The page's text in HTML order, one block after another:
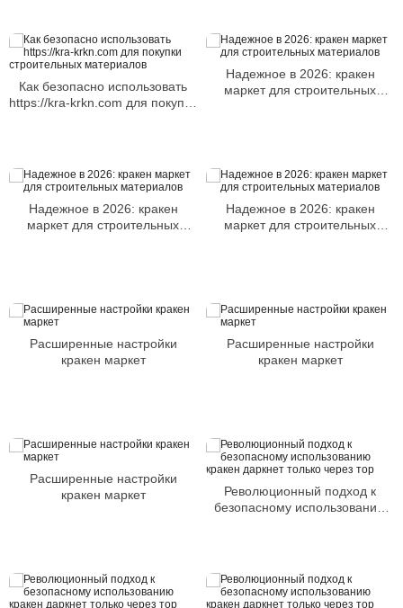
Как безопасно использовать
https://kra-krkn.com для покупки
Надежное в 2026: кракен
маркет для строительных
Надежное в 2026: кракен
маркет для строительных
Надежное в 2026: кракен
маркет для строительных
Расширенные настройки
кракен маркет
Расширенные настройки
кракен маркет
Расширенные настройки
кракен маркет
Революционный подход к
безопасному использованию